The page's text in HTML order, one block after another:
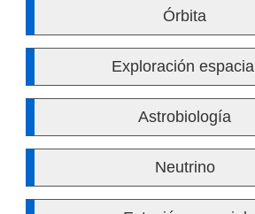
Órbita
Exploración espacial
Astrobiología
Neutrino